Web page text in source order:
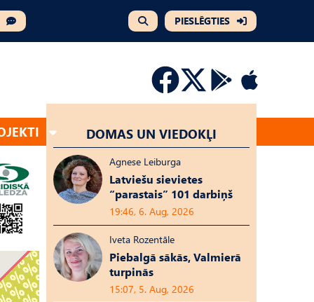
PIESLĒGTIES
DOMAS UN VIEDOKĻI
Agnese Leiburga
Latviešu sievietes
“parastais” 101 darbiņš
19:46, 6. Aug, 2026
Iveta Rozentāle
Piebalgā sākās, Valmierā
turpinās
15:07, 5. Aug, 2026